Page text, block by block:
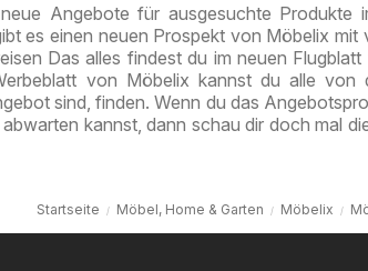
Angebote für ausgesuchte Produkte
es einen neuen Prospekt von Möbelix
Das alles findest du im neuen
von Möbelix kannst du alle von
sind, finden. Wenn du das
kannst, dann schau dir doch mal
Startseite Möbel, Home & Garten Möbelix